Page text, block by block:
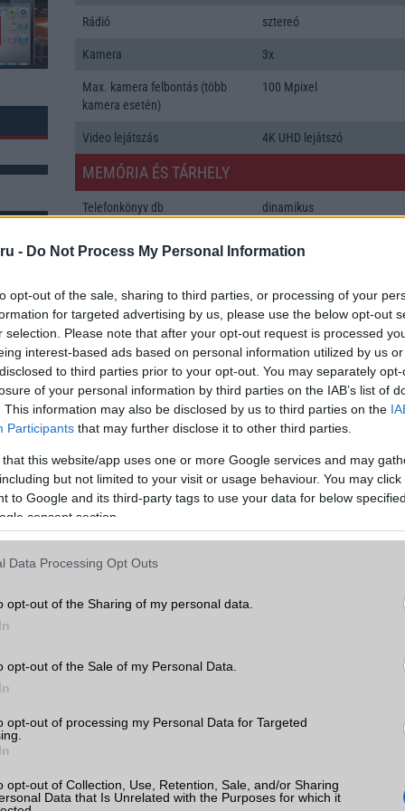
- Do Not Process My Personal Information
opt-out of the sale, sharing to third parties, or processing of your
for targeted advertising by us, please use the below opt-out
selection. Please note that after your opt-out request is processed
interest-based ads based on personal information utilized by us
to third parties prior to your opt-out. You may separately
of your personal information by third parties on the IAB’s list of
This information may also be disclosed by us to third parties on the
Participants that may further disclose it to other third parties.
that this website/app uses one or more Google services and may
but not limited to your visit or usage behaviour. You may
to Google and its third-party tags to use your data for below
consent section.
Data Processing Opt Outs
opt-out of the Sharing of my personal data.
opt-out of the Sale of my Personal Data.
opt-out of processing my Personal Data for Targeted
opt-out of Collection, Use, Retention, Sale, and/or Sharing
Data that Is Unrelated with the Purposes for which it
1
Max
Rádió sztereó
Kamera 3x
Max. kamera felbontás (több
kamera esetén)
100 Mpixel
Video lejátszás 4K UHD lejátszó
MEMÓRIA ÉS TÁRHELY
Telefonkönyv db dinamikus
Memória bővíthetőség T-Flash/microSD
ADATCSERE
GPRS Van
EDGE Van
EMS /E-mail push eMail
MMS Nincs
Infraport Nincs
Bluetooth
B/T extra
Wi-Fi Direct
Wi-Fi HotSpot alap szolgáltatás
NFC területenként változó